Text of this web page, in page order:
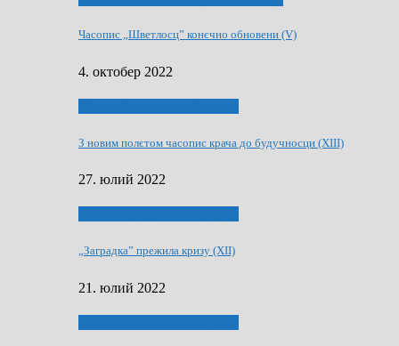
Часопис „Шветлосц” конєчно обновени (V)
4. октобер 2022
З новим полєтом часопис крача до будучносци (XIII)
27. юлий 2022
„Заградка” прежила кризу (XII)
21. юлий 2022